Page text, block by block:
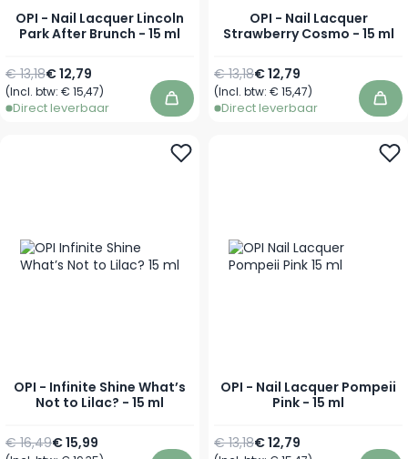
OPI - Nail Lacquer Lincoln
Park After Brunch - 15 ml
Speciale prijs
€ 12,79
Normale prijs
€ 13,18
(Incl. btw: € 15,47)
Direct leverbaar In winkelwagen
OPI - Nail Lacquer
Strawberry Cosmo - 15 ml
Speciale prijs
€ 12,79
Normale prijs
€ 13,18
(Incl. btw: € 15,47)
Direct leverbaar In
OPI - Infinite Shine What’s
Not to Lilac? - 15 ml
Speciale prijs
€ 15,99
Normale prijs
€ 16,49
OPI - Nail Lacquer Pompeii
Pink - 15 ml
Speciale prijs
€ 12,79
Normale prijs
€ 13,18